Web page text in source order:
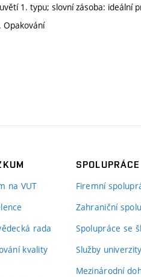
1. typu; slovní zásoba: ideální
Opakování
na VUT
rada
kvality
SPOLUPRÁCE
Firemní
Zahraniční
Spolupráce se
Služby univerzity
Mezinárodní